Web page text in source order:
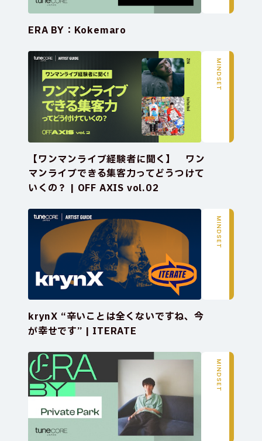
ERA BY：Kokemaro
MINDSET
【ワンマンライブ経験者に聞く】　ワン
マンライブできる集客力ってどうつけて
いくの？ | OFF AXIS vol.02
MINDSET
krynX “辛いことは全くないですね、今
が幸せです” | ITERATE
MINDSET